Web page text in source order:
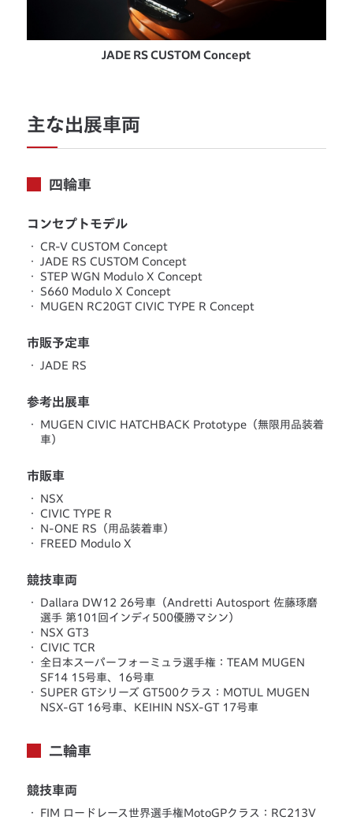
JADE RS CUSTOM Concept
主な出展車両
四輪車
コンセプトモデル
・
CR-V CUSTOM Concept
・
JADE RS CUSTOM Concept
・
STEP WGN Modulo X Concept
・
S660 Modulo X Concept
・
MUGEN RC20GT CIVIC TYPE R Concept
市販予定車
・ JADE RS
参考出展車
・
MUGEN CIVIC HATCHBACK Prototype（無限用品装着
車）
市販車
・
NSX
・
CIVIC TYPE R
・
N-ONE RS（用品装着車）
・
FREED Modulo X
競技車両
・
Dallara DW12 26号車（Andretti Autosport 佐藤琢磨
選手 第101回インディ500優勝マシン）
・
NSX GT3
・
CIVIC TCR
・
全日本スーパーフォーミュラ選手権：TEAM MUGEN
SF14 15号車、16号車
・
SUPER GTシリーズ GT500クラス：MOTUL MUGEN
NSX-GT 16号車、KEIHIN NSX-GT 17号車
二輪車
競技車両
・ FIM ロードレース世界選手権MotoGPクラス：RC213V